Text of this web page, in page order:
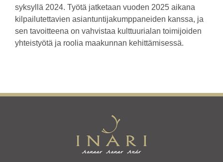
syksyllä 2024. Työtä jatketaan vuoden 2025 aikana
kilpailutettavien asiantuntijakumppaneiden kanssa, ja
sen tavoitteena on vahvistaa kulttuurialan toimijoiden
yhteistyötä ja roolia maakunnan kehittämisessä.